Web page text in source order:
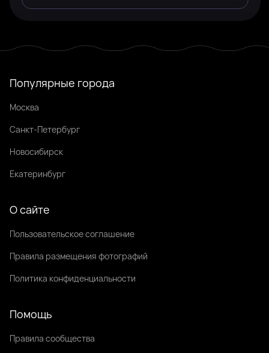
Популярные города
Москва
Санкт-Петербург
Новосибирск
Екатеринбург
О сайте
Пользовательское соглашение
Правила размещения фотографий
Политика конфиденциальности
Помощь
Правила сообщества